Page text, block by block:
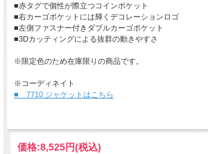
■赤タグで個性が際立つコインポケット
■右カーゴポケットには輝くデコレーションロゴ
■左側ファスナー付きダブルカーゴポケット
■3Dカッティングによる抜群の動きやすさ
※限定色のため在庫限りの商品です。
※コーディネイト
■ 7710 ジャケットはこちら
価格:8,525円(税込)